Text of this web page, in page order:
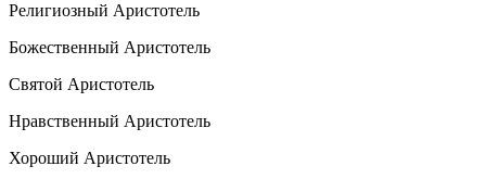
Религиозный Аристотель
Божественный Аристотель
Святой Аристотель
Нравственный Аристотель
Хороший Аристотель